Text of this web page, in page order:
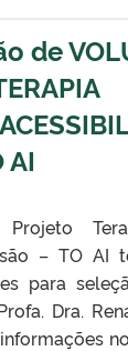
de
AI
– TO AI
para
Dra.